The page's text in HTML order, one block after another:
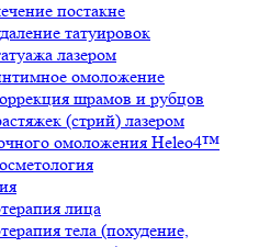
постакне
татуировок
лазером
омоложение
шрамов и рубцов
(стрий) лазером
омоложения Heleo4™
лица
тела (похудение,